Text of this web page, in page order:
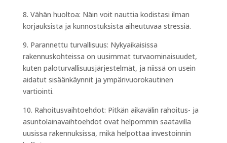
8. Vähän huoltoa: Näin voit nauttia kodistasi ilman
korjauksista ja kunnostuksista aiheutuvaa stressiä.
9. Parannettu turvallisuus: Nykyaikaisissa
rakennuskohteissa on uusimmat turvaominaisuudet,
kuten paloturvallisuusjärjestelmät, ja niissä on usein
aidatut sisäänkäynnit ja ympärivuorokautinen
vartiointi.
10. Rahoitusvaihtoehdot: Pitkän aikavälin rahoitus- ja
asuntolainavaihtoehdot ovat helpommin saatavilla
uusissa rakennuksissa, mikä helpottaa investoinnin